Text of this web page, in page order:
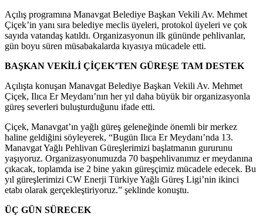
Açılış programına Manavgat Belediye Başkan Vekili Av. Mehmet
Çiçek’in yanı sıra belediye meclis üyeleri, protokol üyeleri ve çok
sayıda vatandaş katıldı. Organizasyonun ilk gününde pehlivanlar,
gün boyu süren müsabakalarda kıyasıya mücadele etti.
BAŞKAN VEKİLİ ÇİÇEK’TEN GÜREŞE TAM DESTEK
Açılışta konuşan Manavgat Belediye Başkan Vekili Av. Mehmet
Çiçek, Ilıca Er Meydanı’nın her yıl daha büyük bir organizasyonla
güreş severleri buluşturduğunu ifade etti.
Çiçek, Manavgat’ın yağlı güreş geleneğinde önemli bir merkez
haline geldiğini söyleyerek, “Bugün Ilıca Er Meydanı’nda 13.
Manavgat Yağlı Pehlivan Güreşlerimizi başlatmanın gururunu
yaşıyoruz. Organizasyonumuzda 70 başpehlivanımız er meydanına
çıkacak, toplamda ise 2 bine yakın güreşçimiz mücadele edecek. Bu
yıl güreşlerimizi CW Enerji Türkiye Yağlı Güreş Ligi’nin ikinci
etabı olarak gerçekleştiriyoruz.” şeklinde konuştu.
ÜÇ GÜN SÜRECEK